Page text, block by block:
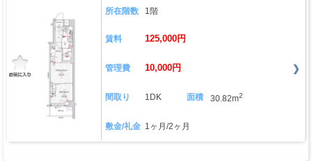
所在階数 1階
賃料 125,000円
管理費 10,000円
間取り 1DK 面積 30.82m2
敷金/礼金 1ヶ月/2ヶ月